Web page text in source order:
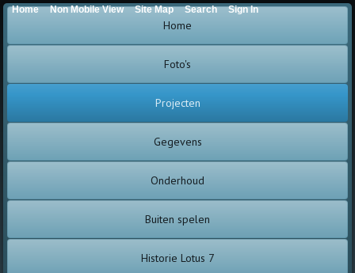
Home
Foto's
Projecten
Gegevens
Onderhoud
Buiten spelen
Historie Lotus 7
Home Non Mobile View Site Map Search Sign In